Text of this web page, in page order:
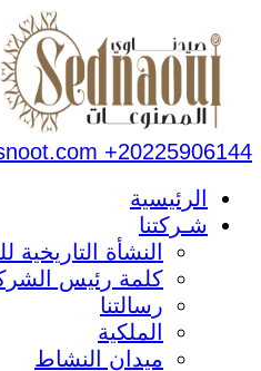
+20225906144
الرئيسية
شـركتنا
النشأة
كلمة رئيس
رسالتنا
الملكية
ميدان النشاط